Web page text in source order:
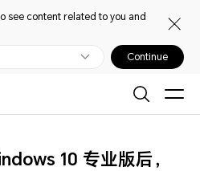
see content related to you and
Continue
10 专业版后，